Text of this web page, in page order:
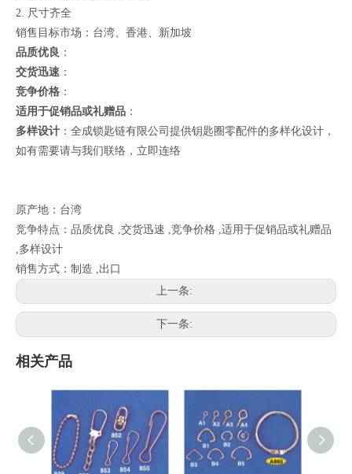
2. 尺寸齐全
销售目标市场：台湾、香港、新加坡
品质优良 ：
交货迅速 ：
竞争价格 ：
适用于促销品或礼赠品 ：
多样设计 ：全成锁匙链有限公司提供钥匙圈零配件的多样化设计，
如有需要请与我们联络， 立即连络
原产地：台湾
竞争特点：品质优良 ,交货迅速 ,竞争价格 ,适用于促销品或礼赠品
,多样设计
销售方式：制造 ,出口
上一条:
下一条:
相关产品